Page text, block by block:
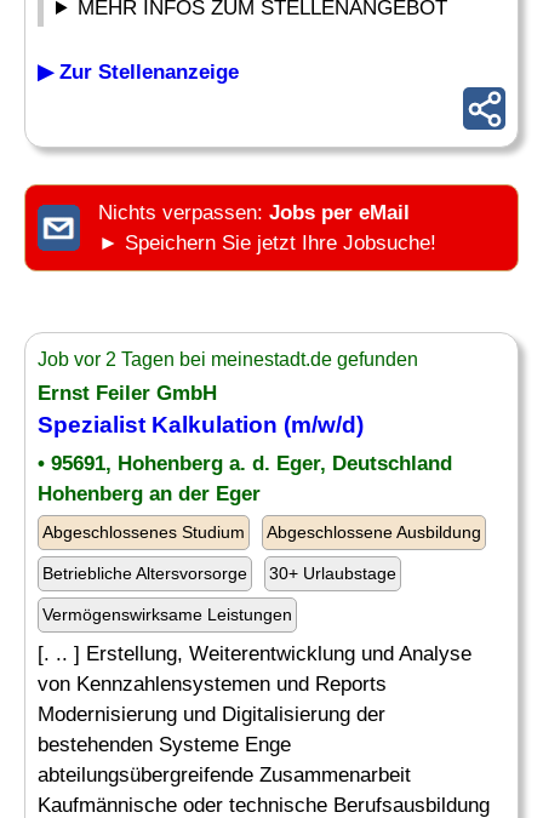
MEHR INFOS ZUM STELLENANGEBOT
▶ Zur Stellenanzeige
Nichts verpassen: Jobs per eMail
► Speichern Sie jetzt Ihre Jobsuche!
Job vor 2 Tagen bei meinestadt.de gefunden
Ernst Feiler GmbH
Spezialist Kalkulation (m/w/d)
• 95691, Hohenberg a. d. Eger, Deutschland
Hohenberg an der Eger
Abgeschlossenes Studium Abgeschlossene Ausbildung
Betriebliche Altersvorsorge 30+ Urlaubstage
Vermögenswirksame Leistungen
[. .. ] Erstellung, Weiterentwicklung und Analyse
von Kennzahlensystemen und Reports
Modernisierung und Digitalisierung der
bestehenden Systeme Enge
abteilungsübergreifende Zusammenarbeit
Kaufmännische oder technische Berufsausbildung